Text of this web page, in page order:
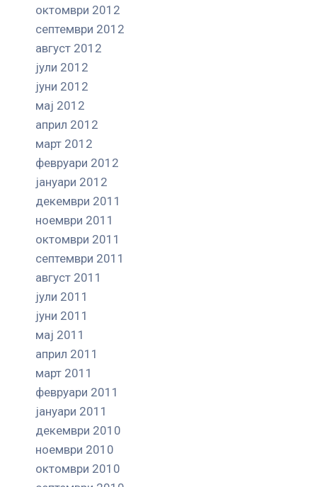
октомври 2012
септември 2012
август 2012
јули 2012
јуни 2012
мај 2012
април 2012
март 2012
февруари 2012
јануари 2012
декември 2011
ноември 2011
октомври 2011
септември 2011
август 2011
јули 2011
јуни 2011
мај 2011
април 2011
март 2011
февруари 2011
јануари 2011
декември 2010
ноември 2010
октомври 2010